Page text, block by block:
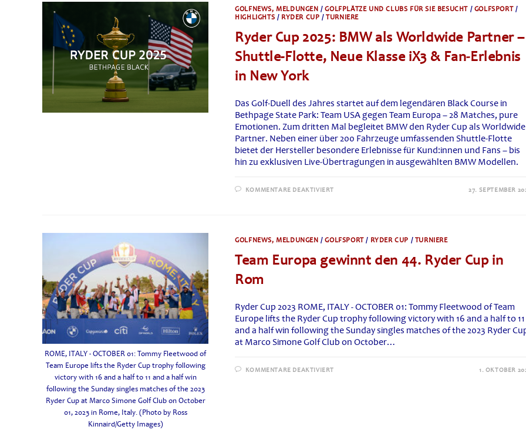
CUP:
15:13-
TRIUMPH
NEW
YORK
GOLFNEWS, MELDUNGEN /GOLFPLÄTZE UND CLUBS FÜR SIE BESUCHT / GOLFSPORT/
HIGHLIGHTS / RYDER CUP /TURNIERE
Ryder Cup 2025: BMW als Worldwide Partner –
Shuttle-Flotte, Neue Klasse iX3 & Fan‑Erlebnis
in New York
Das Golf‑Duell des Jahres startet auf dem legendären Black Course in
Bethpage State Park: Team USA gegen Team Europa – 28 Matches, pure
Emotionen. Zum dritten Mal begleitet BMW den Ryder Cup als Worldwide
Partner. Neben einer über 200 Fahrzeuge umfassenden Shuttle‑Flotte
bietet der Hersteller besondere Erlebnisse für Kund:innen und Fans – bis
hin zu exklusiven Live‑Übertragungen in ausgewählten BMW Modellen.
KOMMENTARE DEAKTIVIERT
WORLDWIDE
PARTNER
SHUTTLE-
FLOTTE,
FAN‑ERLEBNIS
IN
NEW
YORK
27. SEPTEMBER
ROME, ITALY - OCTOBER 01: Tommy Fleetwood of
Team Europe lifts the Ryder Cup trophy following
victory with 16 and a half to 11 and a half win
following the Sunday singles matches of the 2023
Ryder Cup at Marco Simone Golf Club on October
01, 2023 in Rome, Italy. (Photo by Ross
Kinnaird/Getty Images)
GOLFNEWS, MELDUNGEN /GOLFSPORT/ RYDER CUP / TURNIERE
Team Europa gewinnt den 44. Ryder Cup in
Rom
Ryder Cup 2023 ROME, ITALY - OCTOBER 01: Tommy Fleetwood of Team
Europe lifts the Ryder Cup trophy following victory with 16 and a half to 11
and a half win following the Sunday singles matches of the 2023 Ryder
at Marco Simone Golf Club on October…
KOMMENTARE DEAKTIVIERT 1. OKTOBER